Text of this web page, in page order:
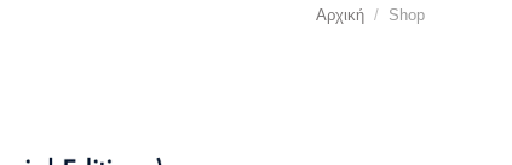
You are here:
Αρχική Shop